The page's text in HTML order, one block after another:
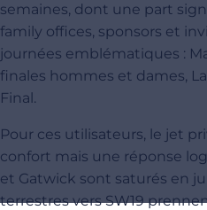
semaines, dont une part
family offices, sponsors et
journées emblématiques :
finales hommes et dames,
Final.
Pour ces utilisateurs, le jet
confort mais une réponse
et Gatwick sont saturés en
terrestres vers SW19